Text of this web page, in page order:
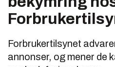
Forbrukertilsynet
annonser, og mener de